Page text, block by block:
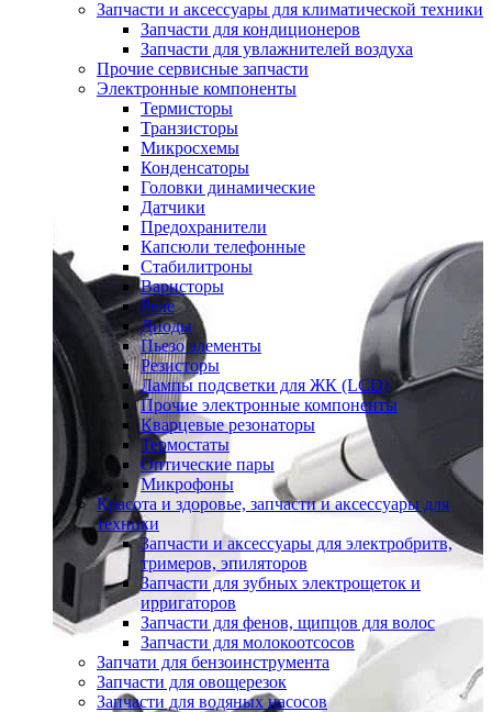
Запчасти и аксессуары для климатической техники
Запчасти для кондиционеров
Запчасти для увлажнителей воздуха
Прочие сервисные запчасти
Электронные компоненты
Термисторы
Транзисторы
Микросхемы
Конденсаторы
Головки динамические
Датчики
Предохранители
Капсюли телефонные
Стабилитроны
Варисторы
Реле
Диоды
Пьезо элементы
Резисторы
Лампы подсветки для ЖК (LCD)
Прочие электронные компоненты
Кварцевые резонаторы
Термостаты
Оптические пары
Микрофоны
Красота и здоровье, запчасти и аксессуары для
техники
Запчасти и аксессуары для электробритв,
тримеров, эпиляторов
Запчасти для зубных электрощеток и
ирригаторов
Запчасти для фенов, щипцов для волос
Запчасти для молокоотсосов
Запчати для бензоинструмента
Запчасти для овощерезок
Запчасти для водяных насосов